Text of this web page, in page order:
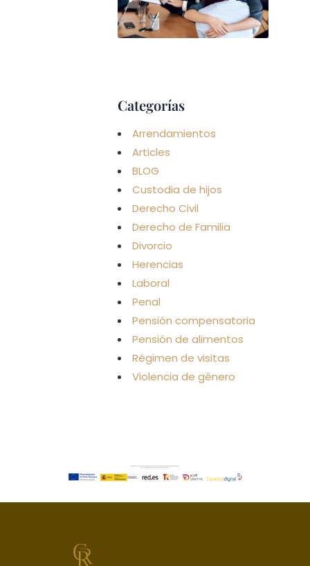
Categorías
Arrendamientos
Articles
BLOG
Custodia de hijos
Derecho Civil
Derecho de Familia
Divorcio
Herencias
Laboral
Penal
Pensión compensatoria
Pensión de alimentos
Régimen de visitas
Violencia de género